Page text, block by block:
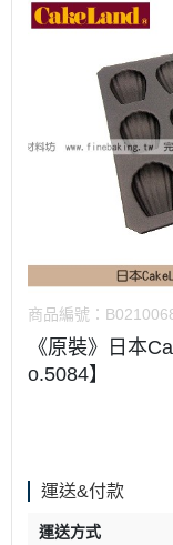
商品編號：
《原裝》日本
o.5084】
運送&付款
運送方式